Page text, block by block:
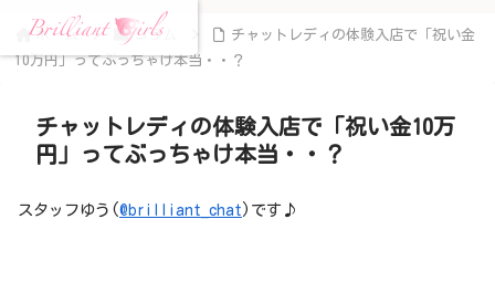
ホーム コラム
チャットレディの体験入店で「祝い金
10万円」ってぶっちゃけ本当・・？
チャットレディの体験入店で「祝い金10万
円」ってぶっちゃけ本当・・？
スタッフゆう(@brilliant_chat )です♪